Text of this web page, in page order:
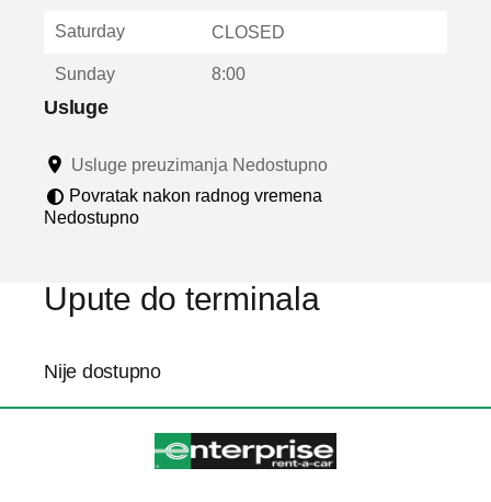
u
Saturday CLOSED
Sunday 8:00
Usluge
Usluge preuzimanja Nedostupno
Povratak nakon radnog vremena
Nedostupno
Upute do terminala
Nije dostupno